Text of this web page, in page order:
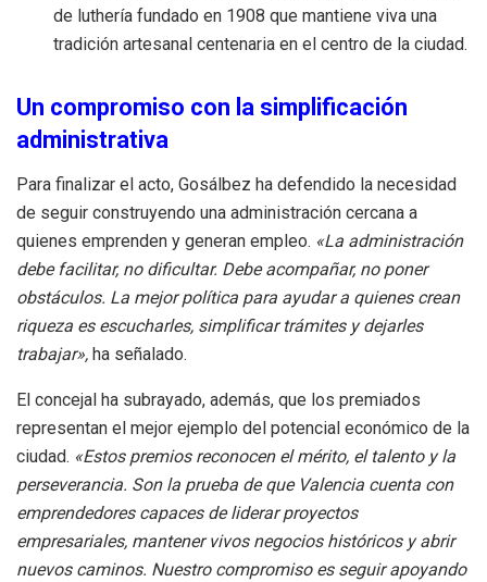
de luthería fundado en 1908 que mantiene viva una
tradición artesanal centenaria en el centro de la ciudad.
Un compromiso con la simplificación
administrativa
Para finalizar el acto, Gosálbez ha defendido la necesidad
de seguir construyendo una administración cercana a
quienes emprenden y generan empleo. «La administración
debe facilitar, no dificultar. Debe acompañar, no poner
obstáculos. La mejor política para ayudar a quienes crean
riqueza es escucharles, simplificar trámites y dejarles
trabajar», ha señalado.
El concejal ha subrayado, además, que los premiados
representan el mejor ejemplo del potencial económico de la
ciudad. «Estos premios reconocen el mérito, el talento y la
perseverancia. Son la prueba de que Valencia cuenta con
emprendedores capaces de liderar proyectos
empresariales, mantener vivos negocios históricos y abrir
nuevos caminos. Nuestro compromiso es seguir apoyando